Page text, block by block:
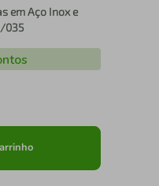
em Aço Inox e
035